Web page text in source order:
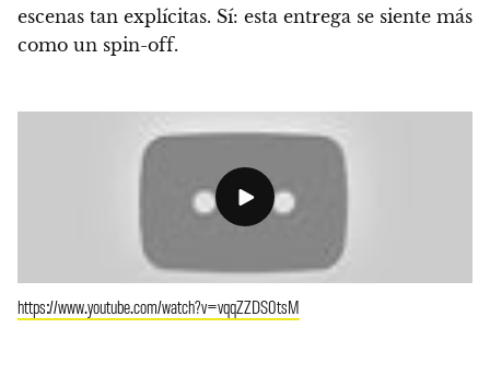
escenas tan explícitas. Sí: esta entrega se siente más
como un spin-off.
https://www.youtube.com/watch?v=vqqZZDS0tsM